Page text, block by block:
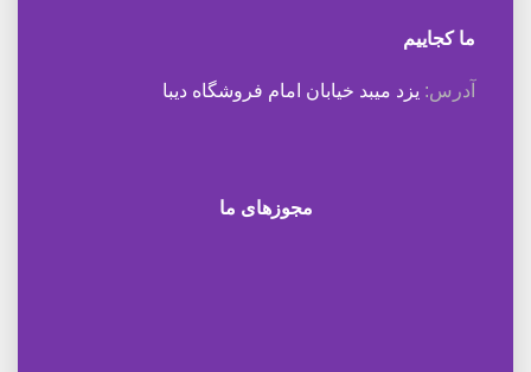
ما کجاییم
آدرس: یزد میبد خیابان امام فروشگاه دیبا
مجوزهای ما